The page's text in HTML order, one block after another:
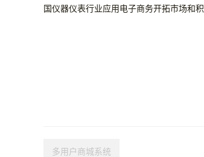
国仪器仪表行业应用电子商务开拓市场和
多用户商城系统